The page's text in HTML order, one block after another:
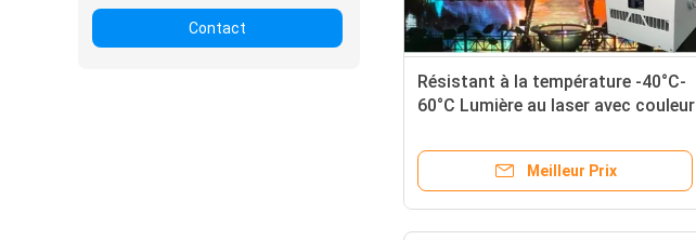
Contact
Résistant à la température -40°C-
60°C Lumière au laser avec couleur
DC12V 1A
Meilleur Prix